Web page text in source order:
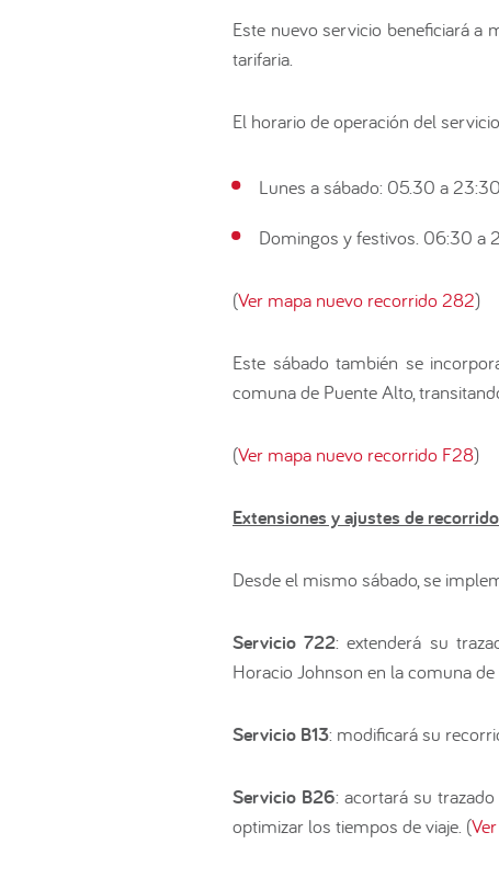
Este nuevo servicio beneficiará a
tarifaria.
El horario de operación del
Lunes a sábado: 05.30 a
Domingos y festivos. 06:30 a
(Ver mapa nuevo recorrido 282)
Este sábado también se
comuna de Puente Alto,
(Ver mapa nuevo recorrido F28)
Extensiones y ajustes de recorrido
Desde el mismo sábado, se
Servicio 722: extenderá su
Horacio Johnson en la comuna de
Servicio B13: modificará su
Servicio B26: acortará su
optimizar los tiempos de viaje. (